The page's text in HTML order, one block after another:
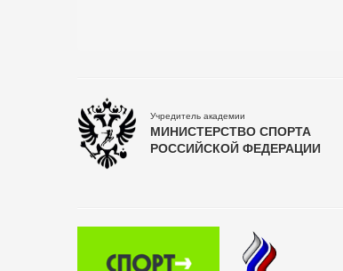
Учредитель академии
МИНИСТЕРСТВО СПОРТА
РОССИЙСКОЙ ФЕДЕРАЦИИ